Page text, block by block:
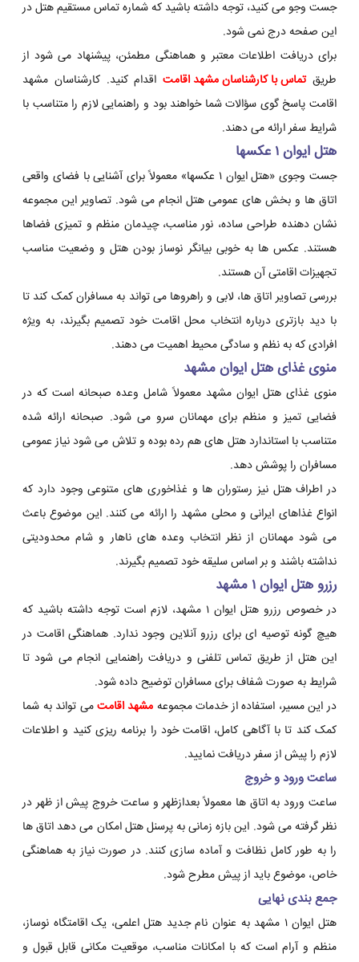
جست وجو می کنید، توجه داشته باشید که شماره تماس مستقیم هتل در
این صفحه درج نمی شود.
برای دریافت اطلاعات معتبر و هماهنگی مطمئن، پیشنهاد می شود از
طریقتماس با کارشناسان مشهد اقامتاقدام کنید. کارشناسان مشهد
اقامت پاسخ گوی سؤالات شما خواهند بود و راهنمایی لازم را متناسب با
شرایط سفر ارائه می دهند.
هتل ایوان ۱ عکسها
جست وجوی «هتل ایوان ۱ عکسها» معمولاً برای آشنایی با فضای واقعی
اتاق ها و بخش های عمومی هتل انجام می شود. تصاویر این مجموعه
نشان دهنده طراحی ساده، نور مناسب، چیدمان منظم و تمیزی فضاها
هستند. عکس ها به خوبی بیانگر نوساز بودن هتل و وضعیت مناسب
تجهیزات اقامتی آن هستند.
بررسی تصاویر اتاق ها، لابی و راهروها می تواند به مسافران کمک کند تا
با دید بازتری درباره انتخاب محل اقامت خود تصمیم بگیرند، به ویژه
افرادی که به نظم و سادگی محیط اهمیت می دهند.
منوی غذای هتل ایوان مشهد
منوی غذای هتل ایوان مشهد معمولاً شامل وعده صبحانه است که در
فضایی تمیز و منظم برای مهمانان سرو می شود. صبحانه ارائه شده
متناسب با استاندارد هتل های هم رده بوده و تلاش می شود نیاز عمومی
مسافران را پوشش دهد.
در اطراف هتل نیز رستوران ها و غذاخوری های متنوعی وجود دارد که
انواع غذاهای ایرانی و محلی مشهد را ارائه می کنند. این موضوع باعث
می شود مهمانان از نظر انتخاب وعده های ناهار و شام محدودیتی
نداشته باشند و بر اساس سلیقه خود تصمیم بگیرند.
رزرو هتل ایوان ۱ مشهد
در خصوص رزرو هتل ایوان ۱ مشهد، لازم است توجه داشته باشید که
هیچ گونه توصیه ای برای رزرو آنلاین وجود ندارد. هماهنگی اقامت در
این هتل از طریق تماس تلفنی و دریافت راهنمایی انجام می شود تا
شرایط به صورت شفاف برای مسافران توضیح داده شود.
در این مسیر، استفاده از خدمات مجموعه مشهد اقامتمی تواند به شما
کمک کند تا با آگاهی کامل، اقامت خود را برنامه ریزی کنید و اطلاعات
لازم را پیش از سفر دریافت نمایید.
ساعت ورود و خروج
ساعت ورود به اتاق ها معمولاً بعدازظهر و ساعت خروج پیش از ظهر در
نظر گرفته می شود. این بازه زمانی به پرسنل هتل امکان می دهد اتاق ها
را به طور کامل نظافت و آماده سازی کنند. در صورت نیاز به هماهنگی
خاص، موضوع باید از پیش مطرح شود.
جمع بندی نهایی
هتل ایوان ۱ مشهد به عنوان نام جدید هتل اعلمی، یک اقامتگاه نوساز،
منظم و آرام است که با امکانات مناسب، موقعیت مکانی قابل قبول و